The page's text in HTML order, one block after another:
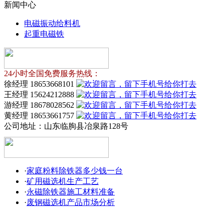
新闻中心
电磁振动给料机
起重电磁铁
24小时全国免费服务热线：
徐经理 18653668101
王经理 15624212888
游经理 18678028562
黄经理 18653661757
公司地址： 山东临朐县冶泉路128号
·家庭粉料除铁器多少钱一台
·矿用磁选机生产工艺
·永磁除铁器施工材料准备
·废钢磁选机产品市场分析